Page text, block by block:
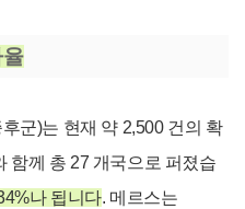
군)는 현재 약 2,500 건의 확
함께 총 27 개국으로 퍼졌습
나 됩니다. 메르스는